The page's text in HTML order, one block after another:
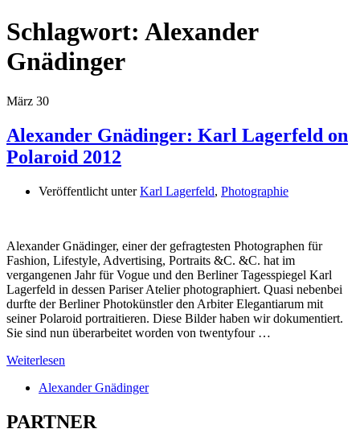
Schlagwort: Alexander
Gnädinger
März 30
Alexander Gnädinger: Karl Lagerfeld on
Polaroid 2012
Veröffentlicht unterKarl Lagerfeld, Photographie
Alexander Gnädinger, einer der gefragtesten Photographen für
Fashion, Lifestyle, Advertising, Portraits &C. &C. hat im
vergangenen Jahr für Vogue und den Berliner Tagesspiegel Karl
Lagerfeld in dessen Pariser Atelier photographiert. Quasi nebenbei
durfte der Berliner Photokünstler den Arbiter Elegantiarum mit
seiner Polaroid portraitieren. Diese Bilder haben wir dokumentiert.
Sie sind nun überarbeitet worden von twentyfour …
Weiterlesen
Alexander Gnädinger
PARTNER